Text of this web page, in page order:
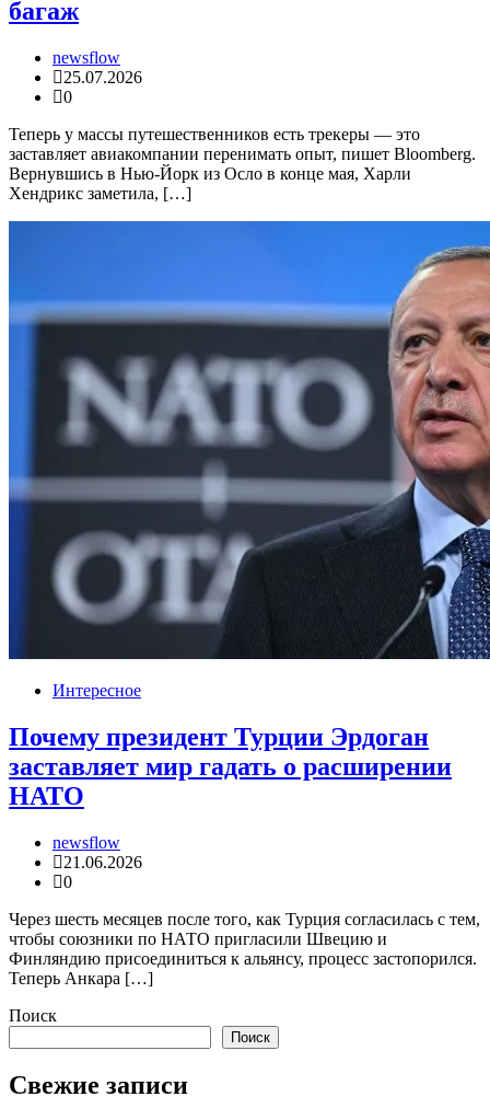
багаж
newsflow
25.07.2026
0
Теперь у массы путешественников есть трекеры — это
заставляет авиакомпании перенимать опыт, пишет Bloomberg.
Вернувшись в Нью-Йорк из Осло в конце мая, Харли
Хендрикс заметила, […]
Интересное
Почему президент Турции Эрдоган
заставляет мир гадать о расширении
НАТО
newsflow
21.06.2026
0
Через шесть месяцев после того, как Турция согласилась с тем,
чтобы союзники по НАТО пригласили Швецию и
Финляндию присоединиться к альянсу, процесс застопорился.
Теперь Анкара […]
Поиск
Поиск
Свежие записи